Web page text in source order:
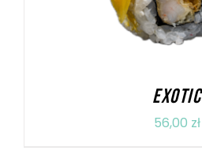
EXOTIC
56,00 zł